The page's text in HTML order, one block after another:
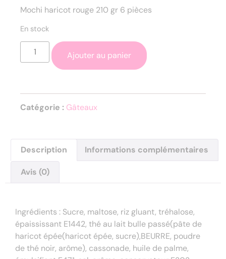
Mochi haricot rouge 210 gr 6 pièces
En stock
Ajouter au panier
Catégorie : Gâteaux
Description Informations complémentaires
Avis (0)
Ingrédients : Sucre, maltose, riz gluant, tréhalose,
épaississant E1442, thé au lait bulle passé(pâte de
haricot épée(haricot épée, sucre),BEURRE, poudre
de thé noir, arôme), cassonade, huile de palme,